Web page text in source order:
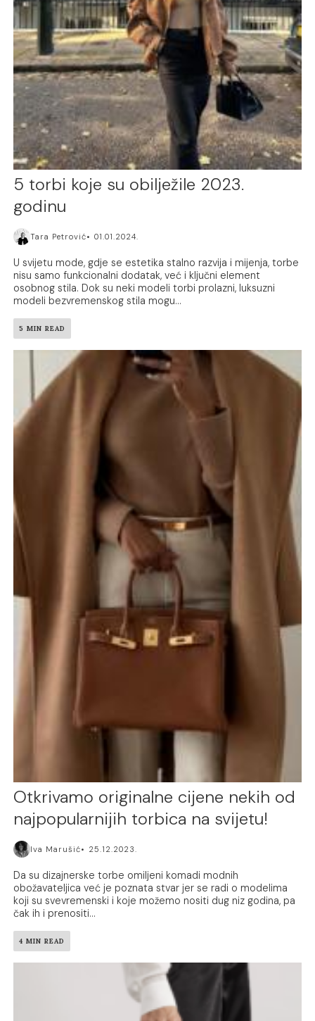
5 torbi koje su obilježile 2023.
godinu
Tara Petrović 01.01.2024.
U svijetu mode, gdje se estetika stalno razvija i mijenja, torbe
nisu samo funkcionalni dodatak, već i ključni element
osobnog stila. Dok su neki modeli torbi prolazni, luksuzni
modeli bezvremenskog stila mogu...
5 MIN READ
Otkrivamo originalne cijene nekih od
najpopularnijih torbica na svijetu!
Iva Marušić 25.12.2023.
Da su dizajnerske torbe omiljeni komadi modnih
obožavateljica već je poznata stvar jer se radi o modelima
koji su svevremenski i koje možemo nositi dug niz godina, pa
čak ih i prenositi...
4 MIN READ